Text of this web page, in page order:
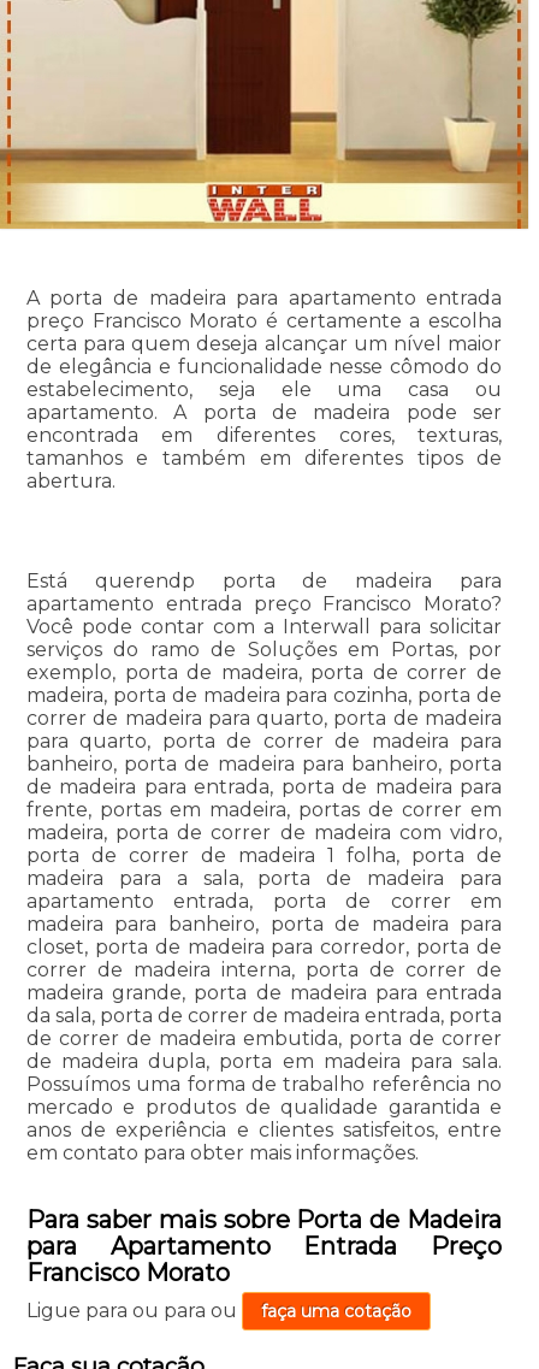
A porta de madeira para apartamento entrada
preço Francisco Morato é certamente a escolha
certa para quem deseja alcançar um nível maior
de elegância e funcionalidade nesse cômodo do
estabelecimento, seja ele uma casa ou
apartamento. A porta de madeira pode ser
encontrada em diferentes cores, texturas,
tamanhos e também em diferentes tipos de
abertura.
Está querendp porta de madeira para
apartamento entrada preço Francisco Morato?
Você pode contar com a Interwall para solicitar
serviços do ramo de Soluções em Portas, por
exemplo, porta de madeira, porta de correr de
madeira, porta de madeira para cozinha, porta de
correr de madeira para quarto, porta de madeira
para quarto, porta de correr de madeira para
banheiro, porta de madeira para banheiro, porta
de madeira para entrada, porta de madeira para
frente, portas em madeira, portas de correr em
madeira, porta de correr de madeira com vidro,
porta de correr de madeira 1 folha, porta de
madeira para a sala, porta de madeira para
apartamento entrada, porta de correr em
madeira para banheiro, porta de madeira para
closet, porta de madeira para corredor, porta de
correr de madeira interna, porta de correr de
madeira grande, porta de madeira para entrada
da sala, porta de correr de madeira entrada, porta
de correr de madeira embutida, porta de correr
de madeira dupla, porta em madeira para sala.
Possuímos uma forma de trabalho referência no
mercado e produtos de qualidade garantida e
anos de experiência e clientes satisfeitos, entre
em contato para obter mais informações.
Para saber mais sobre Porta de Madeira
para Apartamento Entrada Preço
Francisco Morato
Ligue para ou para ou faça uma cotação